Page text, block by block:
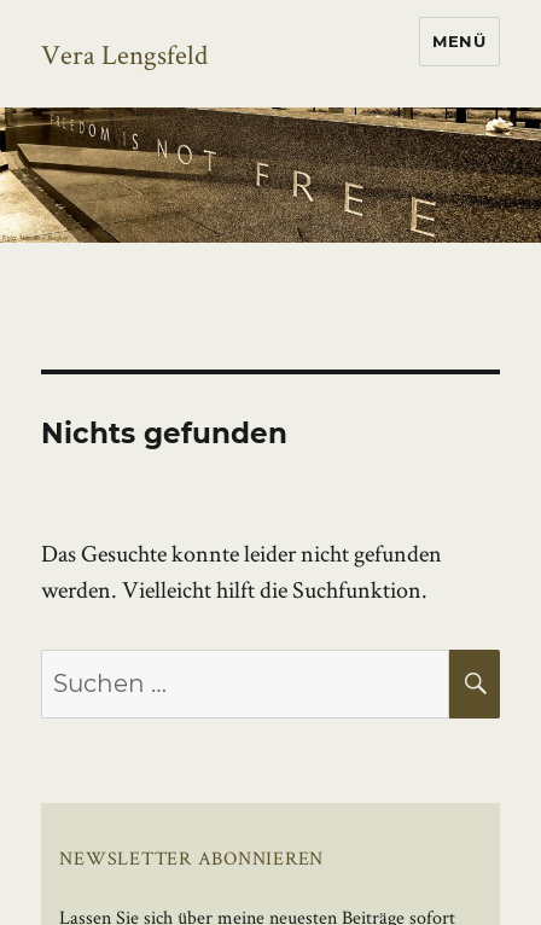
Vera Lengsfeld MENÜ
Nichts gefunden
Das Gesuchte konnte leider nicht gefunden
werden. Vielleicht hilft die Suchfunktion.
Suchen
nach:
NEWSLETTER ABONNIEREN
Lassen Sie sich über meine neuesten Beiträge sofort